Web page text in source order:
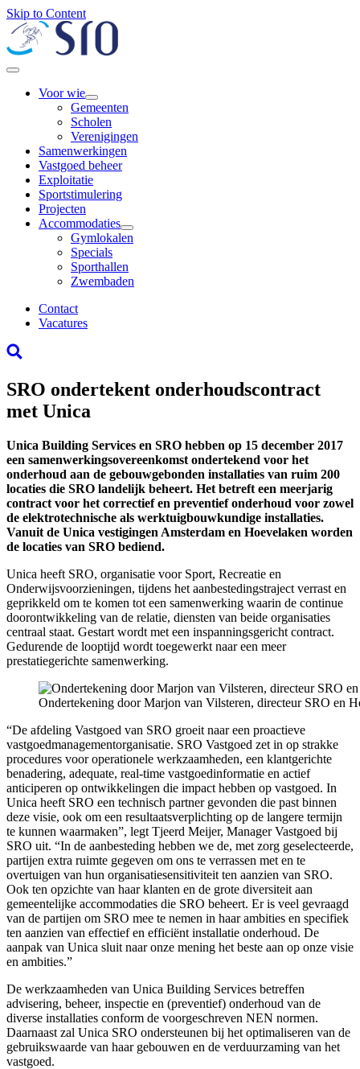
Skip to Content
Voor wie
Gemeenten
Scholen
Verenigingen
Samenwerkingen
Vastgoed beheer
Exploitatie
Sportstimulering
Projecten
Accommodaties
Gymlokalen
Specials
Sporthallen
Zwembaden
Contact
Vacatures
SRO ondertekent onderhoudscontract
met Unica
Unica Building Services en SRO hebben op 15 december 2017
een samenwerkingsovereenkomst ondertekend voor het
onderhoud aan de gebouwgebonden installaties van ruim 200
locaties die SRO landelijk beheert. Het betreft een meerjarig
contract voor het correctief en preventief onderhoud voor zowel
de elektrotechnische als werktuigbouwkundige installaties.
Vanuit de Unica vestigingen Amsterdam en Hoevelaken worden
de locaties van SRO bediend.
Unica heeft SRO, organisatie voor Sport, Recreatie en
Onderwijsvoorzieningen, tijdens het aanbestedingstraject verrast en
geprikkeld om te komen tot een samenwerking waarin de continue
doorontwikkeling van de relatie, diensten van beide organisaties
centraal staat. Gestart wordt met een inspanningsgericht contract.
Gedurende de looptijd wordt toegewerkt naar een meer
prestatiegerichte samenwerking.
Ondertekening door Marjon van Vilsteren, directeur SRO en
“De afdeling Vastgoed van SRO groeit naar een proactieve
vastgoedmanagementorganisatie. SRO Vastgoed zet in op strakke
procedures voor operationele werkzaamheden, een klantgerichte
benadering, adequate, real-time vastgoedinformatie en actief
anticiperen op ontwikkelingen die impact hebben op vastgoed. In
Unica heeft SRO een technisch partner gevonden die past binnen
deze visie, ook om een resultaatsverplichting op de langere termijn
te kunnen waarmaken”, legt Tjeerd Meijer, Manager Vastgoed bij
SRO uit. “In de aanbesteding hebben we de, met zorg geselecteerde,
partijen extra ruimte gegeven om ons te verrassen met en te
overtuigen van hun organisatiesensitiviteit ten aanzien van SRO.
Ook ten opzichte van haar klanten en de grote diversiteit aan
gemeentelijke accommodaties die SRO beheert. Er is veel gevraagd
van de partijen om SRO mee te nemen in haar ambities en specifiek
ten aanzien van effectief en efficiënt installatie onderhoud. De
aanpak van Unica sluit naar onze mening het beste aan op onze visie
en ambities.”
De werkzaamheden van Unica Building Services betreffen
advisering, beheer, inspectie en (preventief) onderhoud van de
diverse installaties conform de voorgeschreven NEN normen.
Daarnaast zal Unica SRO ondersteunen bij het optimaliseren van de
gebruikswaarde van haar gebouwen en de verduurzaming van het
vastgoed.